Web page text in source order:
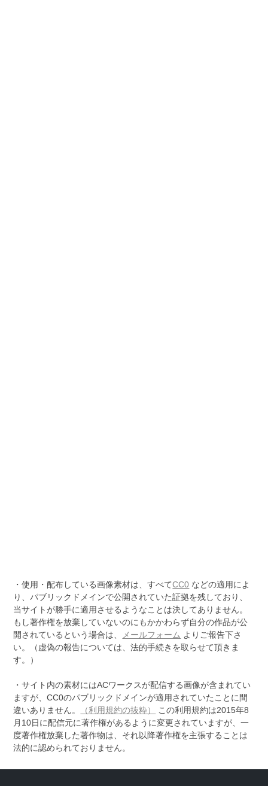
・使用・配布している画像素材は、すべてCC0 などの適用によ
り、パブリックドメインで公開されていた証拠を残しており、
当サイトが勝手に適用させるようなことは決してありません。
もし著作権を放棄していないのにもかかわらず自分の作品が公
開されているという場合は、
メールフォーム よりご報告下さ
い。（虚偽の報告については、法的手続きを取らせて頂きま
す。）
・サイト内の素材にはACワークスが配信する画像が含まれてい
ますが、CC0のパブリックドメインが適用されていたことに間
違いありません。
（利用規約の抜粋）
この利用規約は2015年8
月10日に配信元に著作権があるように変更されていますが、一
度著作権放棄した著作物は、それ以降著作権を主張することは
法的に認められておりません。